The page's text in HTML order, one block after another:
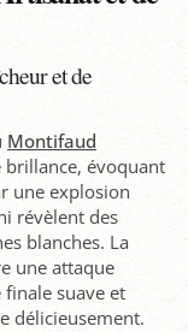
et de
Montifaud
évoquant
une explosion
révèlent des
blanches. La
une attaque
suave et
délicieusement.